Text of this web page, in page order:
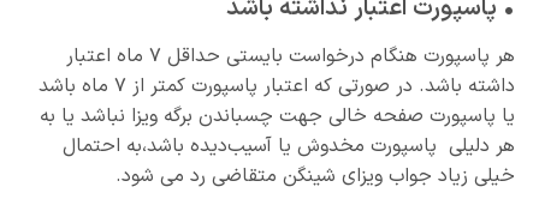
• پاسپورت اعتبار نداشته باشد
هر پاسپورت هنگام درخواست بایستی حداقل ۷ ماه اعتبار
داشته باشد. در صورتی که اعتبار پاسپورت کمتر از ۷ ماه باشد
یا پاسپورت صفحه خالی جهت چسباندن برگه ویزا نباشد یا به
هر دلیلی پاسپورت مخدوش یا آسیب‌دیده باشد،به احتمال
خیلی زیاد جواب ویزای شینگن متقاضی رد می شود.